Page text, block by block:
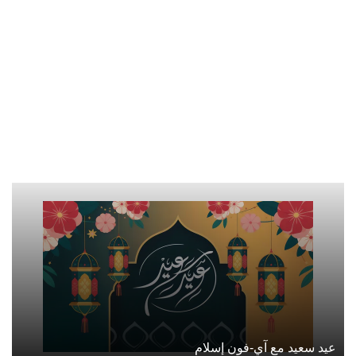
عيد سعيد مع آي-فون إسلام